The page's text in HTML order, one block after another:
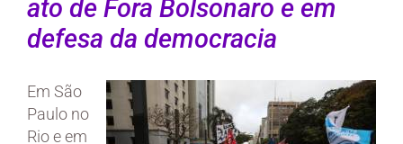
ato de Fora Bolsonaro e em
defesa da democracia
Em São
Paulo no
Rio e em